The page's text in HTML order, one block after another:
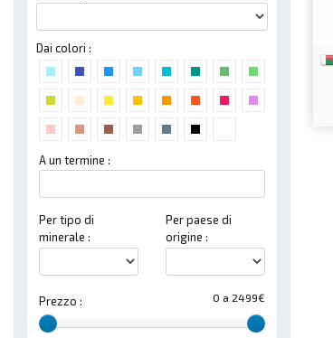
Dai colori :
A un termine :
Per tipo di
minerale :
Per paese di
origine :
0 a 2499€
Prezzo :